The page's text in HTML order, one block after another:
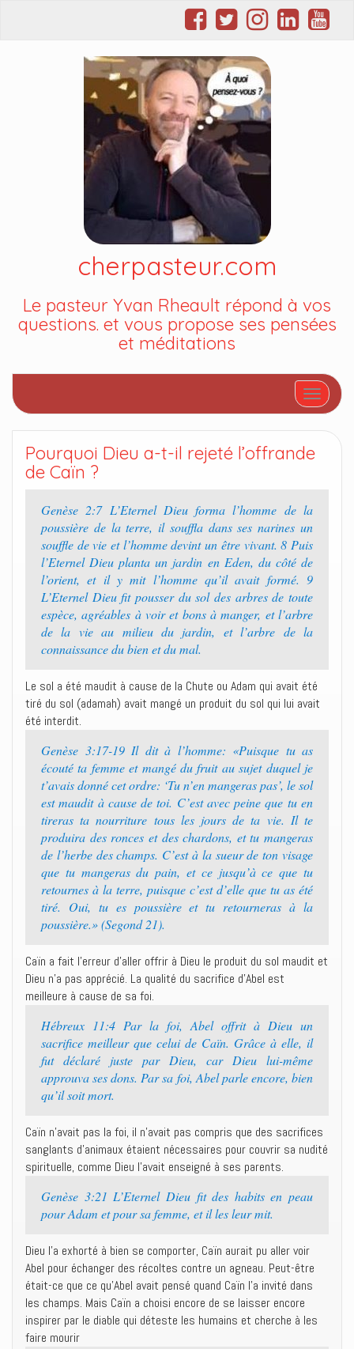
cherpasteur.com
Le pasteur Yvan Rheault répond à vos
questions. et vous propose ses pensées
et méditations
Afficher/
Pourquoi Dieu a-t-il rejeté l’offrande
de Caïn ?
Genèse 2:7 L’Eternel Dieu forma l’homme de la
poussière de la terre, il souffla dans ses narines un
souffle de vie et l’homme devint un être vivant. 8 Puis
l’Eternel Dieu planta un jardin en Eden, du côté de
l’orient, et il y mit l’homme qu’il avait formé. 9
L’Eternel Dieu fit pousser du sol des arbres de toute
espèce, agréables à voir et bons à manger, et l’arbre
de la vie au milieu du jardin, et l’arbre de la
connaissance du bien et du mal.
Le sol a été maudit à cause de la Chute ou Adam qui avait été
tiré du sol (adamah) avait mangé un produit du sol qui lui avait
été interdit.
Genèse 3:17-19 Il dit à l’homme: «Puisque tu as
écouté ta femme et mangé du fruit au sujet duquel je
t’avais donné cet ordre: ‘Tu n’en mangeras pas’, le sol
est maudit à cause de toi. C’est avec peine que tu en
tireras ta nourriture tous les jours de ta vie. Il te
produira des ronces et des chardons, et tu mangeras
de l’herbe des champs. C’est à la sueur de ton visage
que tu mangeras du pain, et ce jusqu’à ce que tu
retournes à la terre, puisque c’est d’elle que tu as été
tiré. Oui, tu es poussière et tu retourneras à la
poussière.» (Segond 21).
Caïn a fait l’erreur d’aller offrir à Dieu le produit du sol maudit et
Dieu n’a pas apprécié. La qualité du sacrifice d’Abel est
meilleure à cause de sa foi.
Hébreux 11:4 Par la foi, Abel offrit à Dieu un
sacrifice meilleur que celui de Caïn. Grâce à elle, il
fut déclaré juste par Dieu, car Dieu lui-même
approuva ses dons. Par sa foi, Abel parle encore, bien
qu’il soit mort.
Caïn n’avait pas la foi, il n’avait pas compris que des sacrifices
sanglants d’animaux étaient nécessaires pour couvrir sa nudité
spirituelle, comme Dieu l’avait enseigné à ses parents.
Genèse 3:21 L’Eternel Dieu fit des habits en peau
pour Adam et pour sa femme, et il les leur mit.
Dieu l’a exhorté à bien se comporter, Caïn aurait pu aller voir
Abel pour échanger des récoltes contre un agneau. Peut-être
était-ce que ce qu’Abel avait pensé quand Caïn l’a invité dans
les champs. Mais Caïn a choisi encore de se laisser encore
inspirer par le diable qui déteste les humains et cherche à les
faire mourir